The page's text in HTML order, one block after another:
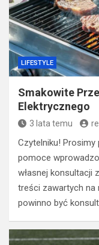
LIFESTYLE
Smakowite
Elektrycznego
3 lata temu
Czytelniku! Prosimy
pomoce
własnej konsultacji
treści zawartych na
powinno być